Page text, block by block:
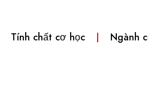
Tính chất cơ học Ngành